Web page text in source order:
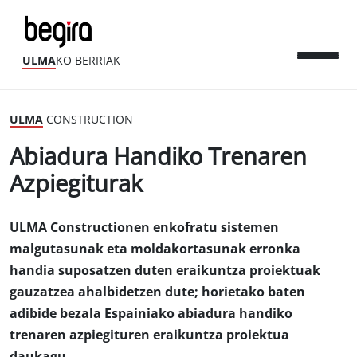
ULMAKO BERRIAK
ULMA CONSTRUCTION
Abiadura Handiko Trenaren
Azpiegiturak
ULMA Constructionen enkofratu sistemen
malgutasunak eta moldakortasunak erronka
handia suposatzen duten eraikuntza proiektuak
gauzatzea ahalbidetzen dute; horietako baten
adibide bezala Espainiako abiadura handiko
trenaren azpiegituren eraikuntza proiektua